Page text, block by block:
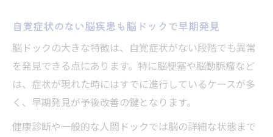
脳ドック費用は将来の医療費軽減につなが
るか
脳ドック費用と異常発見率の関係性を考察
脳ドック費用対効果を納得感で判断するポ
イント
脳ドックを受けた方がいい人の特徴
自覚症状のない脳疾患も脳ドックで早期発見
脳ドックの大きな特徴は、自覚症状がない段階でも異常
を発見できる点にあります。特に脳梗塞や脳動脈瘤など
は、症状が現れた時にはすでに進行しているケースが多
く、早期発見が予後改善の鍵となります。
健康診断や一般的な人間ドックでは脳の詳細な状態まで